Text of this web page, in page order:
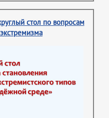
стол по вопросам